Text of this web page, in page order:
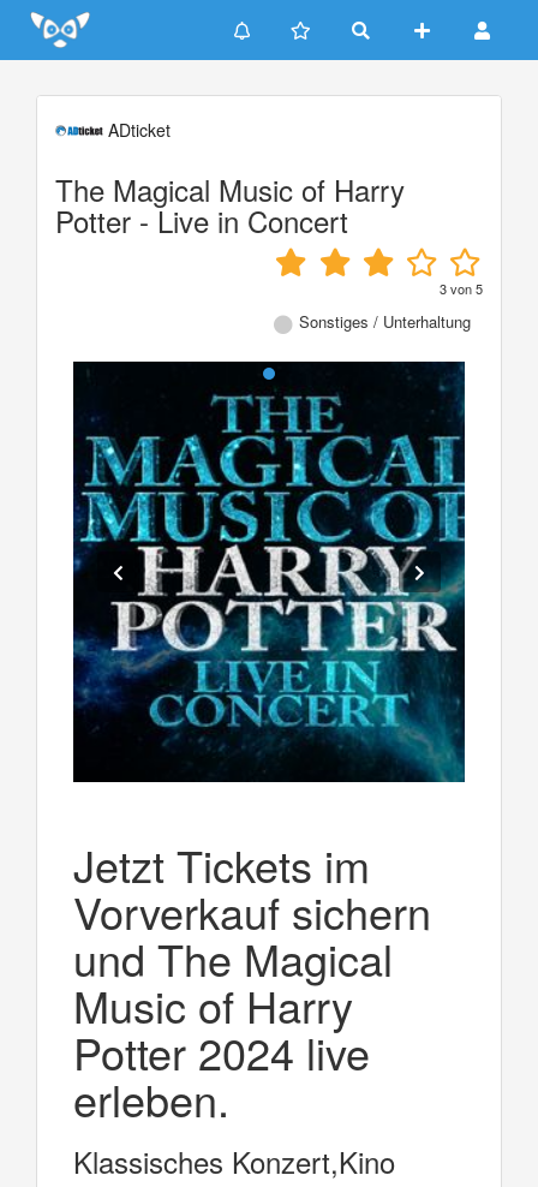
Update cookies preferences
ADticket
The Magical Music of Harry
Potter - Live in Concert
3von5
Sonstiges / Unterhaltung
Jetzt Tickets im
Vorverkauf sichern
und The Magical
Music of Harry
Potter 2024 live
erleben.
Klassisches Konzert,Kino